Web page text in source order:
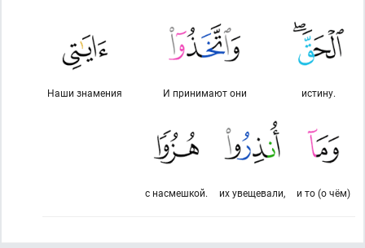
истину.
И принимают они
Наши знамения
и то (о чём)
их увещевали,
с насмешкой.